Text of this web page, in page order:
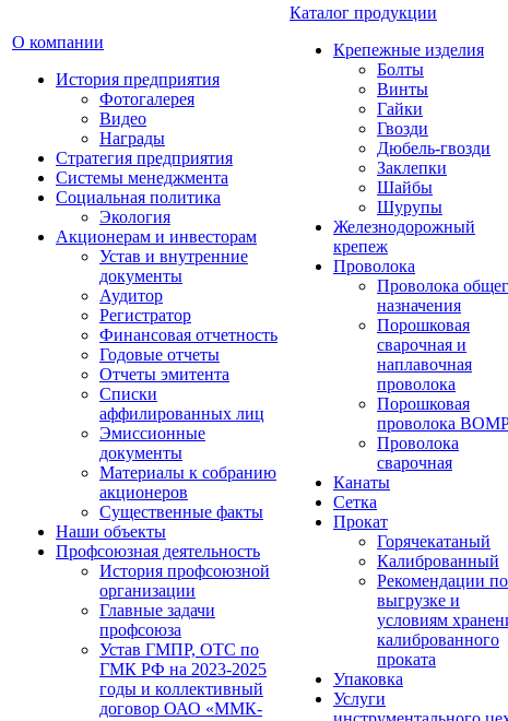
О компании
История предприятия
Фотогалерея
Видео
Награды
Стратегия предприятия
Системы менеджмента
Социальная политика
Экология
Акционерам и инвесторам
Устав и внутренние
документы
Аудитор
Регистратор
Финансовая отчетность
Годовые отчеты
Отчеты эмитента
Списки
аффилированных лиц
Эмиссионные
документы
Материалы к собранию
акционеров
Существенные факты
Наши объекты
Профсоюзная деятельность
История профсоюзной
организации
Главные задачи
профсоюза
Устав ГМПР, ОТС по
ГМК РФ на 2023-2025
годы и коллективный
договор ОАО «ММК-
Каталог продукции
Крепежные изделия
Болты
Винты
Гайки
Гвозди
Дюбель-гвозди
Заклепки
Шайбы
Шурупы
Железнодорожный
крепеж
Проволока
Проволока
назначения
Порошковая
сварочная и
наплавочная
проволока
Порошковая
проволока
Проволока
сварочная
Канаты
Сетка
Прокат
Горячекатаный
Калиброванный
Рекомендации по
выгрузке и
условиям
калиброванного
проката
Упаковка
Услуги